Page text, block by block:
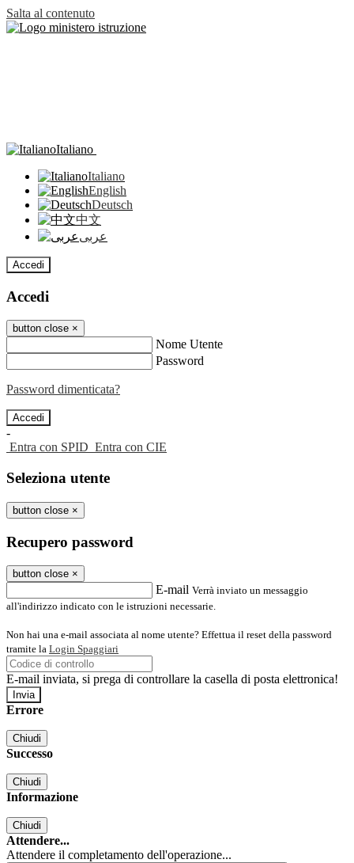
Salta al contenuto
Italiano
Italiano
English
Deutsch
中文
عربى
Accedi
Accedi
button close ×
Nome Utente
Password
Password dimenticata?
-
Entra con SPID Entra con CIE
Seleziona utente
button close ×
Recupero password
button close ×
E-mail Verrà inviato un messaggio
all'indirizzo indicato con le istruzioni necessarie.
Non hai una e-mail associata al nome utente? Effettua il reset della password
tramite la Login Spaggiari
E-mail inviata, si prega di controllare la casella di posta elettronica!
Errore
Chiudi
Successo
Chiudi
Informazione
Chiudi
Attendere...
Attendere il completamento dell'operazione...